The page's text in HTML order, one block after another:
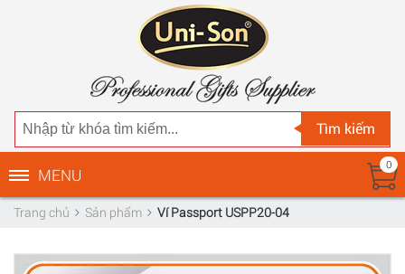
Tìm kiếm
0
MENU
Trang chủ Sản phẩm Ví Passport USPP20-04